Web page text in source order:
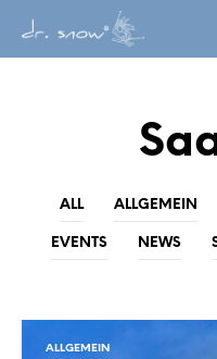
ALL ALLGEMEIN
EVENTS NEWS
ALLGEMEIN